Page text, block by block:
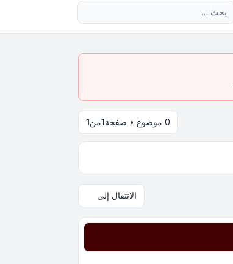
0 موضوع • صفحة 1من1
الانتقال إلى